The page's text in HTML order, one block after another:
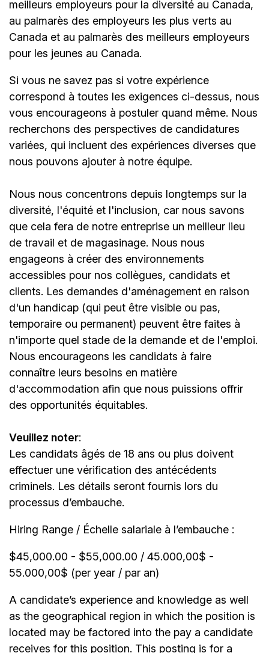
meilleurs employeurs pour la diversité au Canada,
au palmarès des employeurs les plus verts au
Canada et au palmarès des meilleurs employeurs
pour les jeunes au Canada.
Si vous ne savez pas si votre expérience
correspond à toutes les exigences ci-dessus, nous
vous encourageons à postuler quand même. Nous
recherchons des perspectives de candidatures
variées, qui incluent des expériences diverses que
nous pouvons ajouter à notre équipe.
Nous nous concentrons depuis longtemps sur la
diversité, l'équité et l'inclusion, car nous savons
que cela fera de notre entreprise un meilleur lieu
de travail et de magasinage. Nous nous
engageons à créer des environnements
accessibles pour nos collègues, candidats et
clients. Les demandes d'aménagement en raison
d'un handicap (qui peut être visible ou pas,
temporaire ou permanent) peuvent être faites à
n'importe quel stade de la demande et de l'emploi.
Nous encourageons les candidats à faire
connaître leurs besoins en matière
d'accommodation afin que nous puissions offrir
des opportunités équitables.
Veuillez noter:
Les candidats âgés de 18 ans ou plus doivent
effectuer une vérification des antécédents
criminels. Les détails seront fournis lors du
processus d’embauche.
Hiring Range / Échelle salariale à l’embauche :
$45,000.00 - $55,000.00 / 45.000,00$ -
55.000,00$ (per year / par an)
A candidate’s experience and knowledge as well
as the geographical region in which the position is
located may be factored into the pay a candidate
receives for this position. This posting is for a